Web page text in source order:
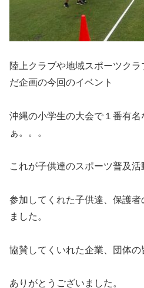
陸上クラブや地域スポーツク
だ企画の今回のイベント
沖縄の小学生の大会で１番有
ぁ。。。
これが子供達のスポーツ普及活
参加してくれた子供達、保護
ました。
協賛してくいれた企業、団体の
ありがとうございました。